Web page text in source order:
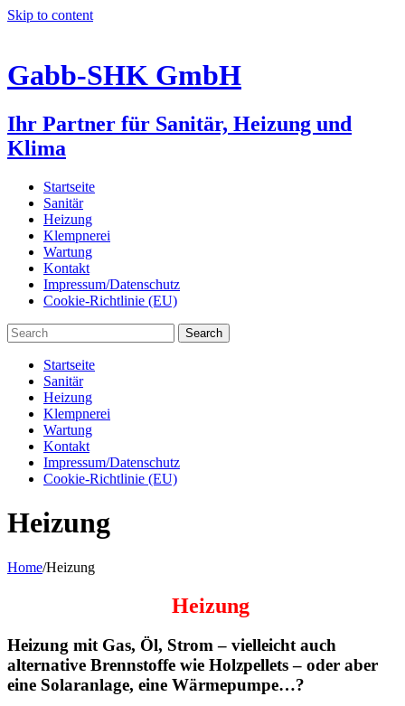
Skip to content
Gabb-SHK GmbH
Ihr Partner für Sanitär, Heizung und
Klima
Startseite
Sanitär
Heizung
Klempnerei
Wartung
Kontakt
Impressum/Datenschutz
Cookie-Richtlinie (EU)
Startseite
Sanitär
Heizung
Klempnerei
Wartung
Kontakt
Impressum/Datenschutz
Cookie-Richtlinie (EU)
Heizung
Home/Heizung
Heizung
Heizung mit Gas, Öl, Strom – vielleicht auch
alternative Brennstoffe wie Holzpellets – oder aber
eine Solaranlage, eine Wärmepumpe…?